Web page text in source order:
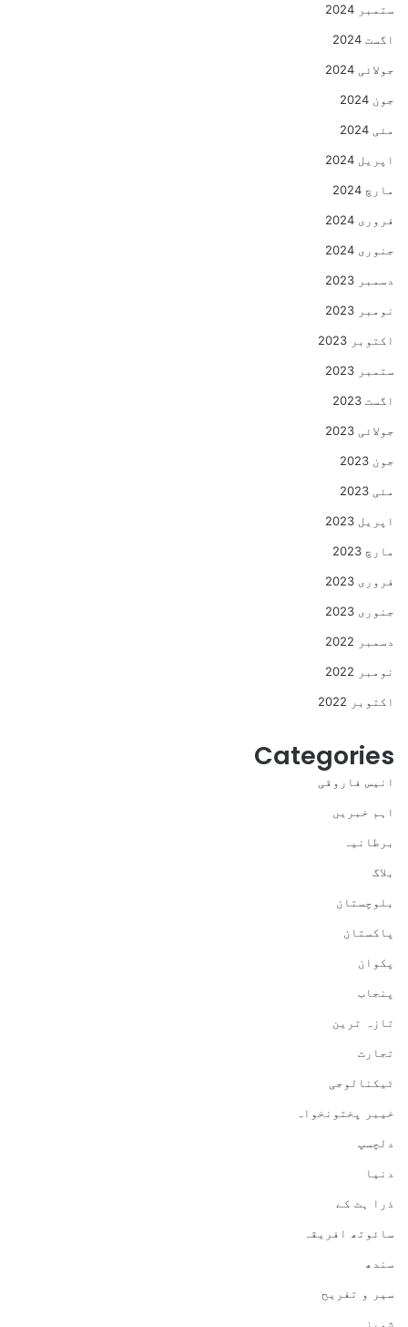
ستمبر 2024
اگست 2024
جولائی 2024
جون 2024
مئی 2024
اپریل 2024
مارچ 2024
فروری 2024
جنوری 2024
دسمبر 2023
نومبر 2023
اکتوبر 2023
ستمبر 2023
اگست 2023
جولائی 2023
جون 2023
مئی 2023
اپریل 2023
مارچ 2023
فروری 2023
جنوری 2023
دسمبر 2022
نومبر 2022
اکتوبر 2022
Categories
انیس فاروقی
اہم خبریں
برطانیہ
بلاگ
بلوچستان
پاکستان
پکوان
پنجاب
تازہ ترین
تجارت
ٹیکنالوجی
خیبر پختونخواہ
دلچسپ
دنیا
ذرا ہٹ کے
سائوتھ افریقہ
سندھ
سیر و تفریح
شوبز